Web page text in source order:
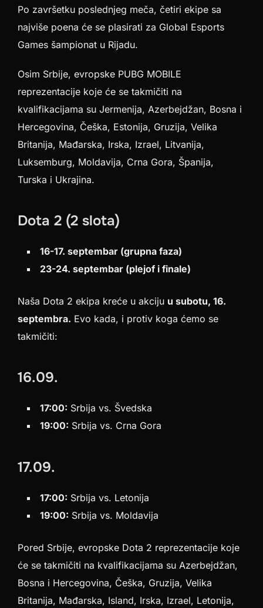
Po završetku poslednjeg meča, četiri ekipe sa
najviše poena će se plasirati za Global Esports
Games šampionat u Rijadu.
Osim Srbije, evropske PUBG MOBILE
reprezentacije koje će se takmičiti na
kvalifikacijama su Jermenija, Azerbejdžan, Bosna i
Hercegovina, Češka, Estonija, Gruzija, Velika
Britanija, Mađarska, Irska, Izrael, Litvanija,
Luksemburg, Moldavija, Crna Gora, Španija,
Turska i Ukrajina.
Dota 2 (2 slota)
16-17. septembar (grupna faza)
23-24. septembar (plejof i finale)
Naša Dota 2 ekipa kreće u akciju u subotu, 16.
septembra. Evo kada, i protiv koga ćemo se
takmičiti:
16.09.
17:00: Srbija vs. Švedska
19:00: Srbija vs. Crna Gora
17.09.
17:00: Srbija vs. Letonija
19:00: Srbija vs. Moldavija
Pored Srbije, evropske Dota 2 reprezentacije koje
će se takmičiti na kvalifikacijama su Azerbejdžan,
Bosna i Hercegovina, Češka, Gruzija, Velika
Britanija, Mađarska, Island, Irska, Izrael, Letonija,